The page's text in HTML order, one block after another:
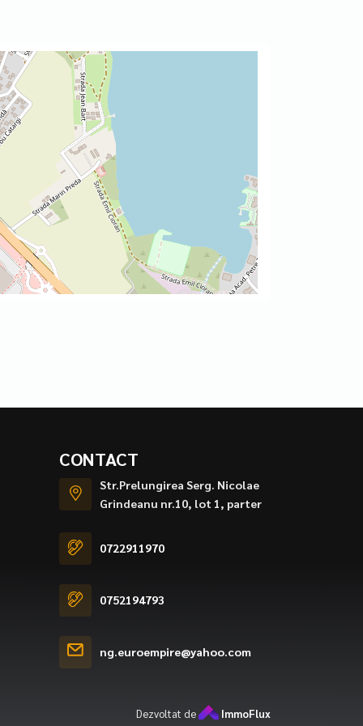
CONTACT
Str.Prelungirea Serg. Nicolae
Grindeanu nr.10, lot 1, parter
0722911970
0752194793
ng.euroempire@yahoo.com
Dezvoltat de ImmoFlux